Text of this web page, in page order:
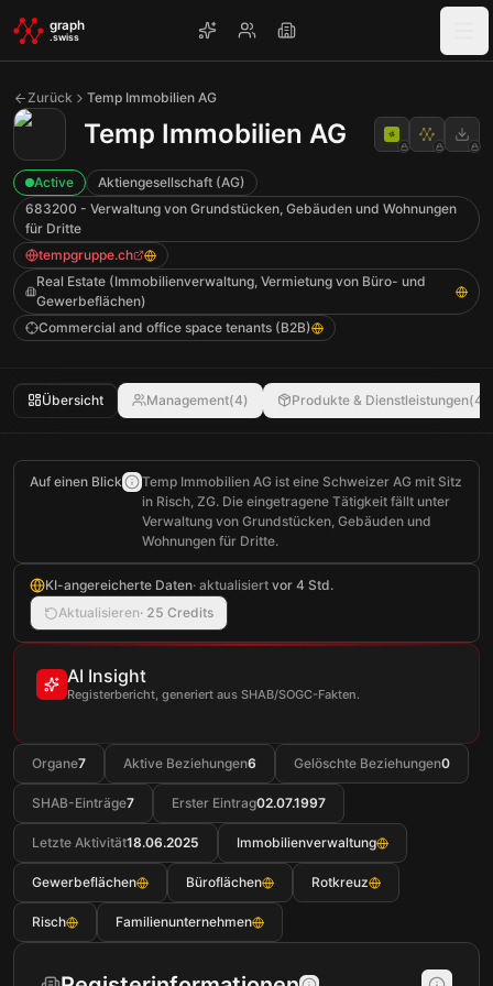
Skip to main content
graph
.swiss
Zurück Temp Immobilien AG
Temp Immobilien AG
Active
Aktiengesellschaft (AG)
683200 - Verwaltung von Grundstücken, Gebäuden und Wohnungen
für Dritte
tempgruppe.ch
Real Estate (Immobilienverwaltung, Vermietung von Büro- und
Gewerbeflächen)
Commercial and office space tenants (B2B)
Übersicht Management(4) Produkte & Dienstleistungen(4
Auf einen Blick
Temp Immobilien AG ist eine Schweizer AG mit Sitz
in Risch, ZG. Die eingetragene Tätigkeit fällt unter
Verwaltung von Grundstücken, Gebäuden und
Wohnungen für Dritte.
KI-angereicherte Daten· aktualisiert vor 4 Std.
Aktualisieren· 25 Credits
AI Insight
Registerbericht, generiert aus SHAB/SOGC-Fakten.
Organe7 Aktive Beziehungen6 Gelöschte Beziehungen0
SHAB-Einträge7 Erster Eintrag02.07.1997
Letzte Aktivität18.06.2025 Immobilienverwaltung
Gewerbeflächen Büroflächen Rotkreuz
Risch Familienunternehmen